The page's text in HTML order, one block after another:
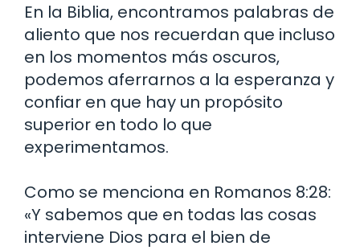
En la Biblia, encontramos palabras de
aliento que nos recuerdan que incluso
en los momentos más oscuros,
podemos aferrarnos a la esperanza y
confiar en que hay un propósito
superior en todo lo que
experimentamos.
Como se menciona en Romanos 8:28:
«Y sabemos que en todas las cosas
interviene Dios para el bien de